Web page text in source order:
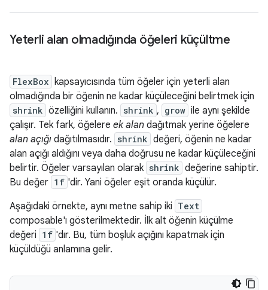
Yeterli alan olmadığında öğeleri küçültme
FlexBox kapsayıcısında tüm öğeler için yeterli alan
olmadığında bir öğenin ne kadar küçüleceğini belirtmek için
shrink özelliğini kullanın. shrink , grow ile aynı şekilde
çalışır. Tek fark, öğelere ek alan dağıtmak yerine öğelere
alan açığı dağıtılmasıdır. shrink değeri, öğenin ne kadar
alan açığı aldığını veya daha doğrusu ne kadar küçüleceğini
belirtir. Öğeler varsayılan olarak shrink değerine sahiptir.
Bu değer 1f 'dir. Yani öğeler eşit oranda küçülür.
Aşağıdaki örnekte, aynı metne sahip iki Text
composable'ı gösterilmektedir. İlk alt öğenin küçülme
değeri 1f 'dır. Bu, tüm boşluk açığını kapatmak için
küçüldüğü anlamına gelir.